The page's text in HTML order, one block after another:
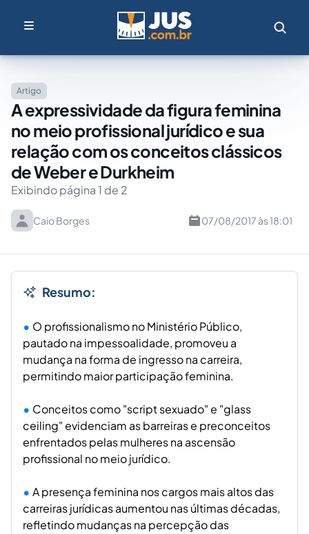
Artigo
A expressividade da figura feminina
no meio profissional jurídico e sua
relação com os conceitos clássicos
de Weber e Durkheim
Exibindo página 1 de 2
Caio Borges 07/08/2017 às 18:01
Resumo:
O profissionalismo no Ministério Público,
pautado na impessoalidade, promoveu a
mudança na forma de ingresso na carreira,
permitindo maior participação feminina.
Conceitos como "script sexuado" e "glass
ceiling" evidenciam as barreiras e preconceitos
enfrentados pelas mulheres na ascensão
profissional no meio jurídico.
A presença feminina nos cargos mais altos das
carreiras jurídicas aumentou nas últimas décadas,
refletindo mudanças na percepção das